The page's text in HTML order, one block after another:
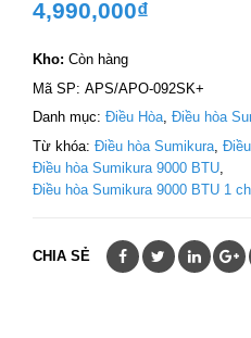
4,990,000₫
Kho: Còn hàng
Mã SP: APS/APO-092SK+
Danh mục: Điều Hòa, Điều hòa
Từ khóa: Điều hòa Sumikura
Điều hòa Sumikura 9000 BTU
Điều hòa Sumikura 9000 BTU 1
CHIA SẺ